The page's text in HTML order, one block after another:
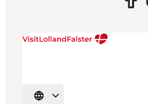
Vælg sprog